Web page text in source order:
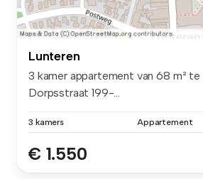
Lunteren
3 kamer appartement van 68 m² te
Dorpsstraat 199-...
3 kamers Appartement
€ 1.550